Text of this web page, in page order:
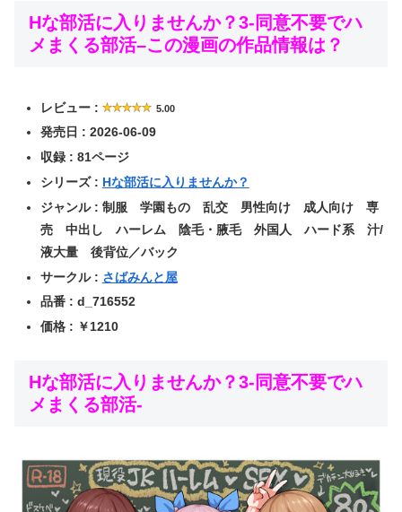
Hな部活に入りませんか？3-同意不要でハ
メまくる部活–この漫画の作品情報は？
レビュー : 5.00
発売日 : 2026-06-09
収録 : 81ページ
シリーズ : Hな部活に入りませんか？
ジャンル : 制服 学園もの 乱交 男性向け 成人向け 専
売 中出し ハーレム 陰毛・腋毛 外国人 ハード系 汁/
液大量 後背位／バック
サークル : さばみんと屋
品番 : d_716552
価格 : ￥1210
Hな部活に入りませんか？3-同意不要でハ
メまくる部活-